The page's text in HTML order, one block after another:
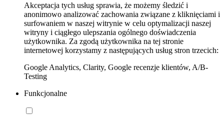
Akceptacja tych usług sprawia, że możemy śledzić i
anonimowo analizować zachowania związane z kliknięciami i
surfowaniem w naszej witrynie w celu optymalizacji naszej
witryny i ciągłego ulepszania ogólnego doświadczenia
użytkownika. Za zgodą użytkownika na tej stronie
internetowej korzystamy z następujących usług stron trzecich:
Google Analytics, Clarity, Google recenzje klientów, A/B-
Testing
Funkcjonalne